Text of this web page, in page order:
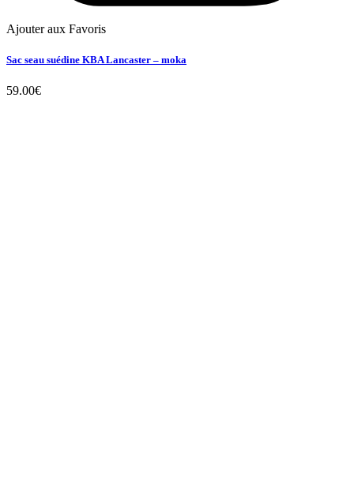
Ajouter aux Favoris
Sac seau suédine KBA Lancaster – moka
59.00€